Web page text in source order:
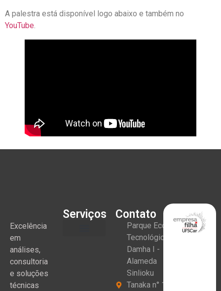
A palestra está disponível logo abaixo e também no
YouTube.
Excelência
em
análises,
consultoria
e soluções
técnicas
Serviços Contato
Parque Eco
Tecnológico
Damha I -
Alameda
Sinlioku
Tanaka n° 1